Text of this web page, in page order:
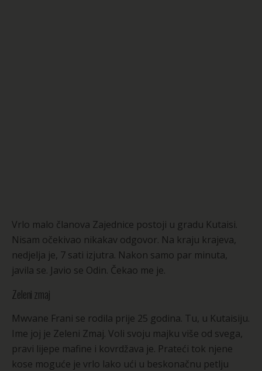
Vrlo malo članova Zajednice postoji u gradu Kutaisi.
Nisam očekivao nikakav odgovor. Na kraju krajeva,
nedjelja je, 7 sati izjutra. Nakon samo par minuta,
javila se. Javio se Odin. Čekao me je.
Zeleni zmaj
Mwvane Frani se rodila prije 25 godina. Tu, u Kutaisiju.
Ime joj je Zeleni Zmaj. Voli svoju majku više od svega,
pravi lijepe mafine i kovrdžava je. Prateći tok njene
kose moguće je vrlo lako ući u beskonačnu petlju